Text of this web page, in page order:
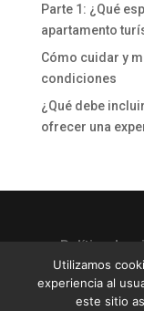
Parte 1: ¿Qué
apartamento
Cómo cuidar y
condiciones
¿Qué debe
ofrecer una
Política de
Priority Villas
Utilizamos
experiencia al
este sitio